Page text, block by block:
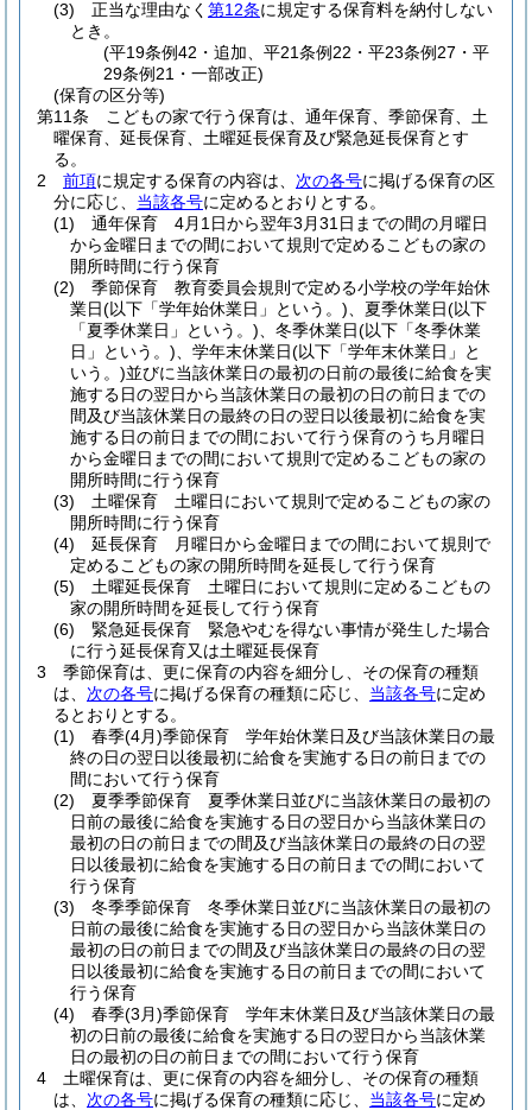
(3)
正当な理由なく 第12条に規定する保育料を納付しない
とき。
(平19条例42・追加、平21条例22・平23条例27・平
29条例21・一部改正)
(保育の区分等)
第11条
こどもの家で行う保育は、通年保育、季節保育、土
曜保育、延長保育、土曜延長保育及び緊急延長保育とす
る。
2
前項に規定する保育の内容は、 次の各号に掲げる保育の区
分に応じ、 当該各号に定めるとおりとする。
(1)
通年保育 4月1日から翌年3月31日までの間の月曜日
から金曜日までの間において規則で定めるこどもの家の
開所時間に行う保育
(2)
季節保育 教育委員会規則で定める小学校の学年始休
業日(以下「学年始休業日」という。) 、夏季休業日(以下
「夏季休業日」という。) 、冬季休業日(以下「冬季休業
日」という。) 、学年末休業日(以下「学年末休業日」と
いう。)並びに当該休業日の最初の日前の最後に給食を実
施する日の翌日から当該休業日の最初の日の前日までの
間及び当該休業日の最終の日の翌日以後最初に給食を実
施する日の前日までの間において行う保育のうち月曜日
から金曜日までの間において規則で定めるこどもの家の
開所時間に行う保育
(3)
土曜保育 土曜日において規則で定めるこどもの家の
開所時間に行う保育
(4)
延長保育 月曜日から金曜日までの間において規則で
定めるこどもの家の開所時間を延長して行う保育
(5)
土曜延長保育 土曜日において規則に定めるこどもの
家の開所時間を延長して行う保育
(6)
緊急延長保育 緊急やむを得ない事情が発生した場合
に行う延長保育又は土曜延長保育
3
季節保育は、更に保育の内容を細分し、その保育の種類
は、 次の各号に掲げる保育の種類に応じ、 当該各号に定め
るとおりとする。
(1)
春季(4月)季節保育 学年始休業日及び当該休業日の最
終の日の翌日以後最初に給食を実施する日の前日までの
間において行う保育
(2)
夏季季節保育 夏季休業日並びに当該休業日の最初の
日前の最後に給食を実施する日の翌日から当該休業日の
最初の日の前日までの間及び当該休業日の最終の日の翌
日以後最初に給食を実施する日の前日までの間において
行う保育
(3)
冬季季節保育 冬季休業日並びに当該休業日の最初の
日前の最後に給食を実施する日の翌日から当該休業日の
最初の日の前日までの間及び当該休業日の最終の日の翌
日以後最初に給食を実施する日の前日までの間において
行う保育
(4)
春季(3月)季節保育 学年末休業日及び当該休業日の最
初の日前の最後に給食を実施する日の翌日から当該休業
日の最初の日の前日までの間において行う保育
4
土曜保育は、更に保育の内容を細分し、その保育の種類
は、 次の各号に掲げる保育の種類に応じ、 当該各号に定め